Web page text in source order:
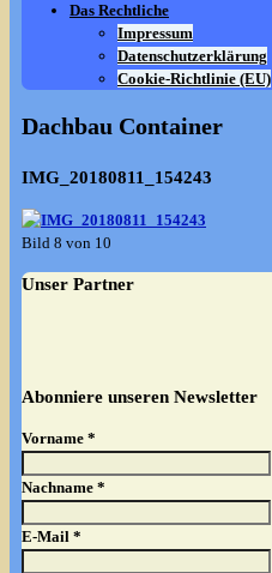
Das Rechtliche
Impressum
Datenschutzerklärung
Cookie-Richtlinie (EU)
Dachbau Container
IMG_20180811_154243
Bild 8 von 10
Unser Partner
Abonniere unseren Newsletter
Vorname *
Nachname *
E-Mail *